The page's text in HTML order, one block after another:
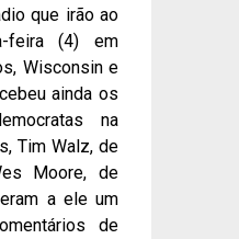
que irão ao
feira (4) em
Wisconsin e
ainda os
na
Tim Walz, de
Moore, de
a ele um
de